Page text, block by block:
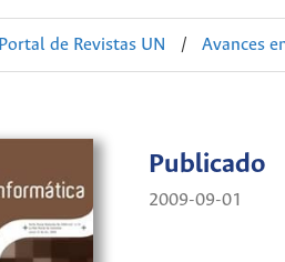
Portal de Revistas UN / Avances
Publicado
2009-09-01